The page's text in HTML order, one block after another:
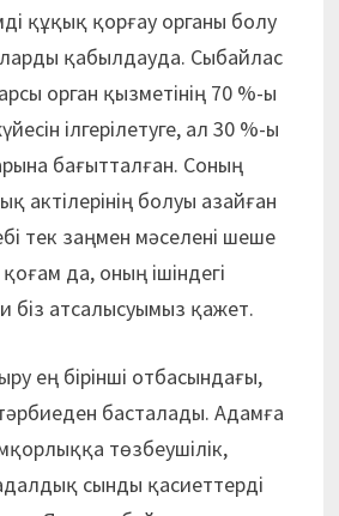
құқық қорғау органы болу
қабылдауда. Сыбайлас
орган қызметінің 70 %-ы
ілгерілетуге, ал 30 %-ы
бағытталған. Соның
актілерінің болуы азайған
тек заңмен мәселені шеше
да, оның ішіндегі
біз атсалысуымыз қажет.
ең бірінші отбасындағы,
басталады. Адамға
төзбеушілік,
сынды қасиеттерді